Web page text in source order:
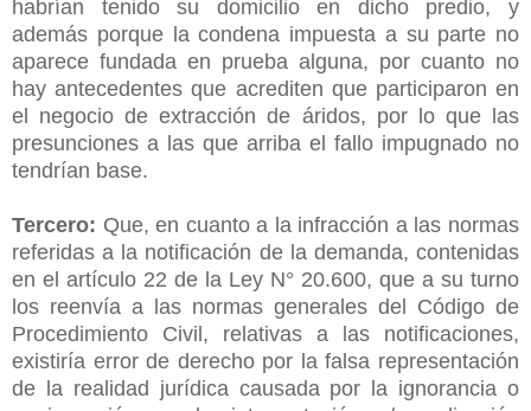
habrían tenido su domicilio en dicho predio, y
además porque la condena impuesta a su parte no
aparece fundada en prueba alguna, por cuanto no
hay antecedentes que acrediten que participaron en
el negocio de extracción de áridos, por lo que las
presunciones a las que arriba el fallo impugnado no
tendrían base.
Tercero: Que, en cuanto a la infracción a las normas
referidas a la notificación de la demanda, contenidas
en el artículo 22 de la Ley N° 20.600, que a su turno
los reenvía a las normas generales del Código de
Procedimiento Civil, relativas a las notificaciones,
existiría error de derecho por la falsa representación
de la realidad jurídica causada por la ignorancia o